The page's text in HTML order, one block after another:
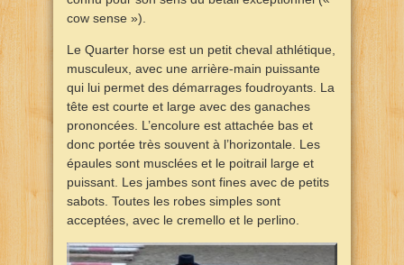
cow sense »).
Le Quarter horse est un petit cheval athlétique,
musculeux, avec une arrière-main puissante
qui lui permet des démarrages foudroyants. La
tête est courte et large avec des ganaches
prononcées. L’encolure est attachée bas et
donc portée très souvent à l’horizontale. Les
épaules sont musclées et le poitrail large et
puissant. Les jambes sont fines avec de petits
sabots. Toutes les robes simples sont
acceptées, avec le cremello et le perlino.